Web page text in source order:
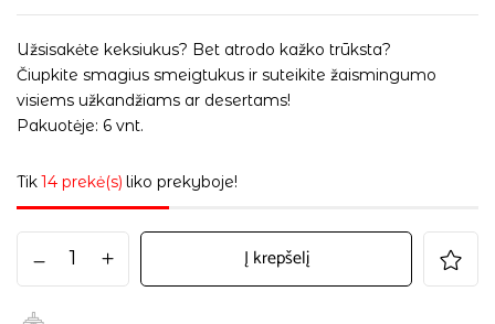
Užsisakėte keksiukus? Bet atrodo kažko trūksta?
Čiupkite smagius smeigtukus ir suteikite žaismingumo
visiems užkandžiams ar desertams!
Pakuotėje: 6 vnt.
Tik14 prekė(s) liko prekyboje!
Į krepšelį